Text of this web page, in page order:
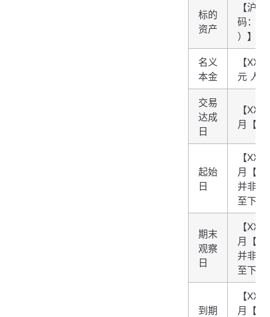
标的
资产
【沪
码：
）】
名义
本金
【
元 人
交易
达成
日
【
月【
起始
日
【
月【
并非交
至下一
期末
观察
日
【
月【
并非交
至下一
到期
【
月【